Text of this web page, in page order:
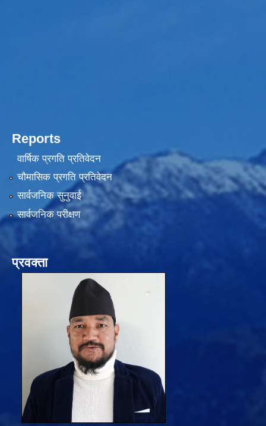
Reports
वार्षिक प्रगति प्रतिवेदन
चौमासिक प्रगति प्रतिवेदन
सार्वजनिक सुनुवाई
सार्वजनिक परीक्षण
प्रवक्ता